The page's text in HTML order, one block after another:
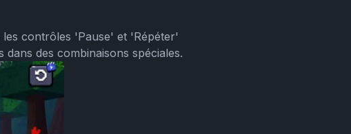
contrôles 'Pause' et 'Répéter'
des combinaisons spéciales.